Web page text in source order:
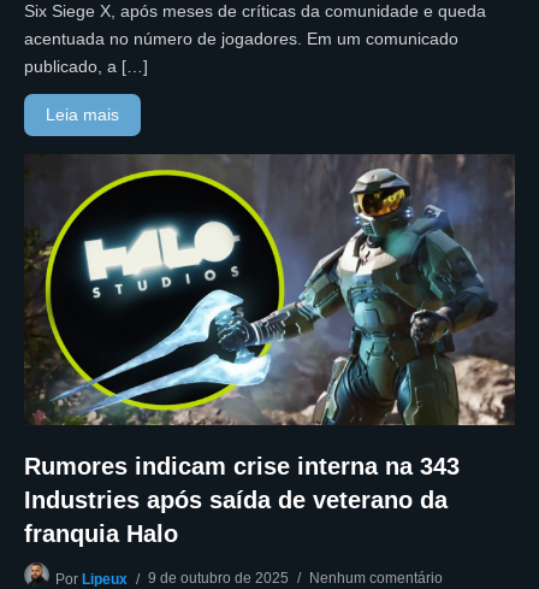
Six Siege X, após meses de críticas da comunidade e queda
acentuada no número de jogadores. Em um comunicado
publicado, a […]
Leia mais
Rumores indicam crise interna na 343
Industries após saída de veterano da
franquia Halo
Por Lipeux 9 de outubro de 2025 Nenhum comentário